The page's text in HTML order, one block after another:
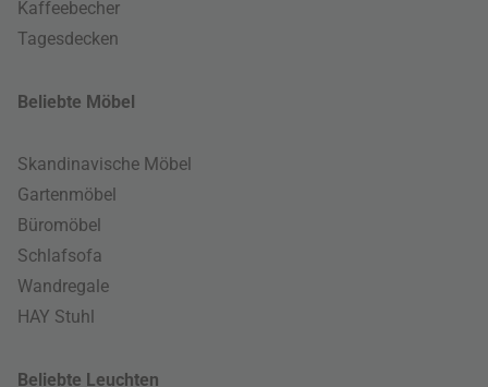
Kaffeebecher
Tagesdecken
Beliebte Möbel
Skandinavische Möbel
Gartenmöbel
Büromöbel
Schlafsofa
Wandregale
HAY Stuhl
Beliebte Leuchten